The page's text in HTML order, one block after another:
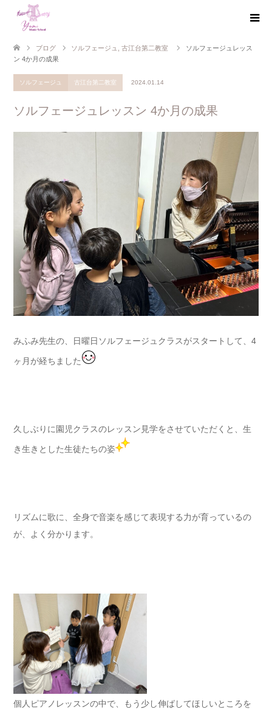
ブログ ソルフェージュ 古江台第二教室
ソルフェージュレッス
ン 4か月の成果
ソルフェージュ 古江台第二教室 2024.01.14
ソルフェージュレッスン 4か月の成果
みふみ先生の、日曜日ソルフェージュクラスがスタートして、4
ヶ月が経ちました
久しぶりに園児クラスのレッスン見学をさせていただくと、生
き生きとした生徒たちの姿
リズムに歌に、全身で音楽を感じて表現する力が育っているの
が、よく分かります。
個人ピアノレッスンの中で、もう少し伸ばしてほしいところを